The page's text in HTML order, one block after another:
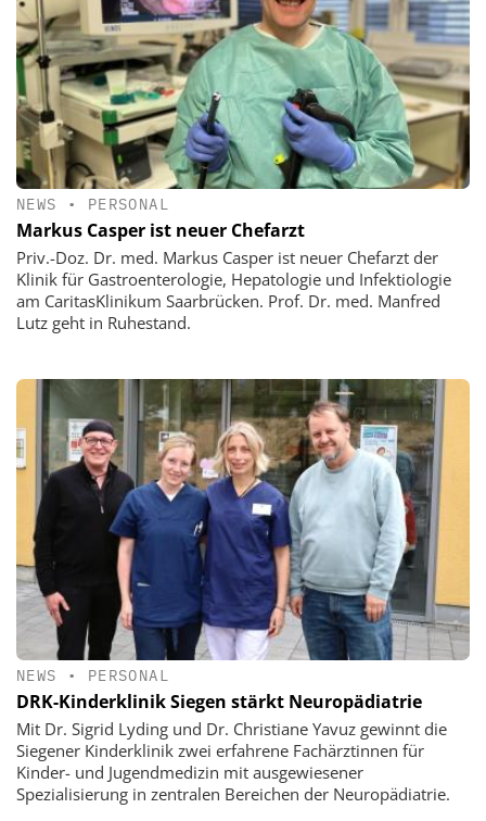
NEWS • PERSONAL
Markus Casper ist neuer Chefarzt
Priv.-Doz. Dr. med. Markus Casper ist neuer Chefarzt der
Klinik für Gastroenterologie, Hepatologie und Infektiologie
am CaritasKlinikum Saarbrücken. Prof. Dr. med. Manfred
Lutz geht in Ruhestand.
NEWS • PERSONAL
DRK-Kinderklinik Siegen stärkt Neuropädiatrie
Mit Dr. Sigrid Lyding und Dr. Christiane Yavuz gewinnt die
Siegener Kinderklinik zwei erfahrene Fachärztinnen für
Kinder- und Jugendmedizin mit ausgewiesener
Spezialisierung in zentralen Bereichen der Neuropädiatrie.